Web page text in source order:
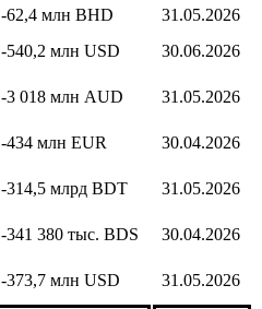
-62,4 млн BHD
31.05.2026
-540,2 млн USD
30.06.2026
-3 018 млн AUD
31.05.2026
-434 млн EUR
30.04.2026
-314,5 млрд BDT
31.05.2026
-341 380 тыс. BDS
30.04.2026
-373,7 млн USD 31.05.2026